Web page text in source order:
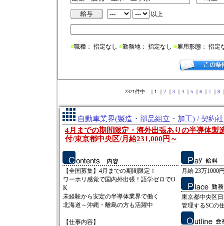
以上
■職種： 指定なし ■勤務地： 指定なし ■雇用形態： 指定
2321件中 ｜1 ｜ 2 ｜ 3 ｜ 4 ｜ 5 ｜ 6 ｜ 7 ｜ 8
自動車業界(製造・部品組立・加工) / 契約
4月までの期間限定・海外出張ありの半導体製
付/東京都中央区/月給231,000円～
【全国募集】4月までの期間限定！
ワーホリ感覚で国内外出張！語学ゼロでO
K
未経験から安定の半導体業界で働く
北海道～沖縄・離島の方も活躍中
【仕事内容】
月給 23万1000
東京都中央区
管理するSCの